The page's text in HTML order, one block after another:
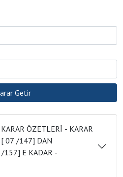
ÖZETLERİ - KARAR
07 /147] DAN
E KADAR -